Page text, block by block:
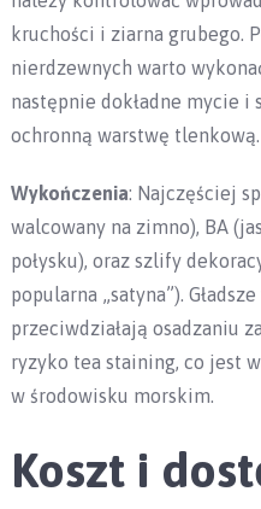
kruchości i ziarna grubego.
nierdzewnych warto
następnie dokładne mycie i
ochronną warstwę tlenkową.
Wykończenia: Najczęściej
walcowany na zimno), BA
połysku), oraz szlify
popularna „satyna”).
przeciwdziałają osadzaniu
ryzyko tea staining, co jest
w środowisku morskim.
Koszt i